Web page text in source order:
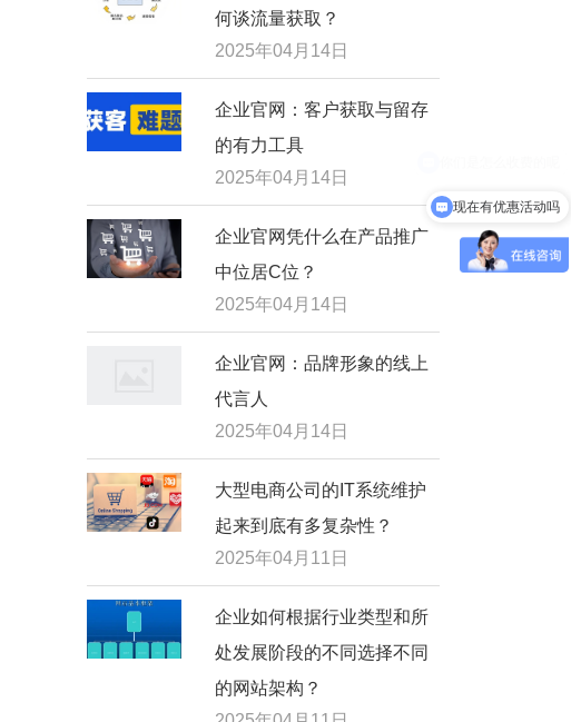
何谈流量获取？
2025年04月14日
企业官网：客户获取与留存
的有力工具
2025年04月14日
企业官网凭什么在产品推广
中位居C位？
2025年04月14日
企业官网：品牌形象的线上
代言人
2025年04月14日
大型电商公司的IT系统维护
起来到底有多复杂性？
2025年04月11日
企业如何根据行业类型和所
处发展阶段的不同选择不同
的网站架构？
现在有优惠活动吗